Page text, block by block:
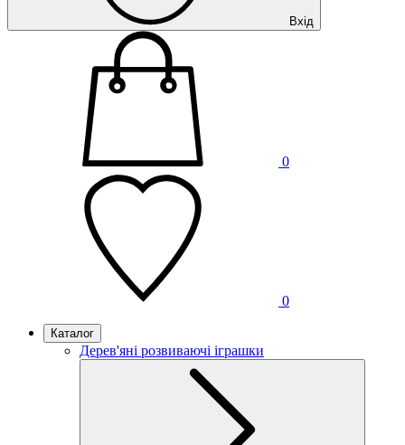
Вхід
0
0
Каталог
Дерев'яні розвиваючі іграшки